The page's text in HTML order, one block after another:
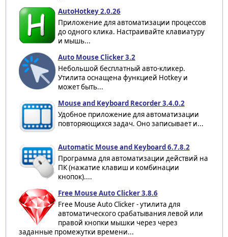
AutoHotkey 2.0.26
Приложение для автоматизации процессов
до одного клика. Настраивайте клавиатуру
и мышь...
Auto Mouse Clicker 3.2
Небольшой бесплатный авто-кликер.
Утилита оснащена функцией Hotkey и
может быть...
Mouse and Keyboard Recorder 3.4.0.2
Удобное приложение для автоматизации
повторяющихся задач. Оно записывает и...
Automatic Mouse and Keyboard 6.7.8.2
Программа для автоматизации действий на
ПК (нажатие клавиш и комбинации
кнопок)....
Free Mouse Auto Clicker 3.8.6
Free Mouse Auto Clicker - утилита для
автоматического срабатывания левой или
правой кнопки мышки через через
заданные промежутки времени...